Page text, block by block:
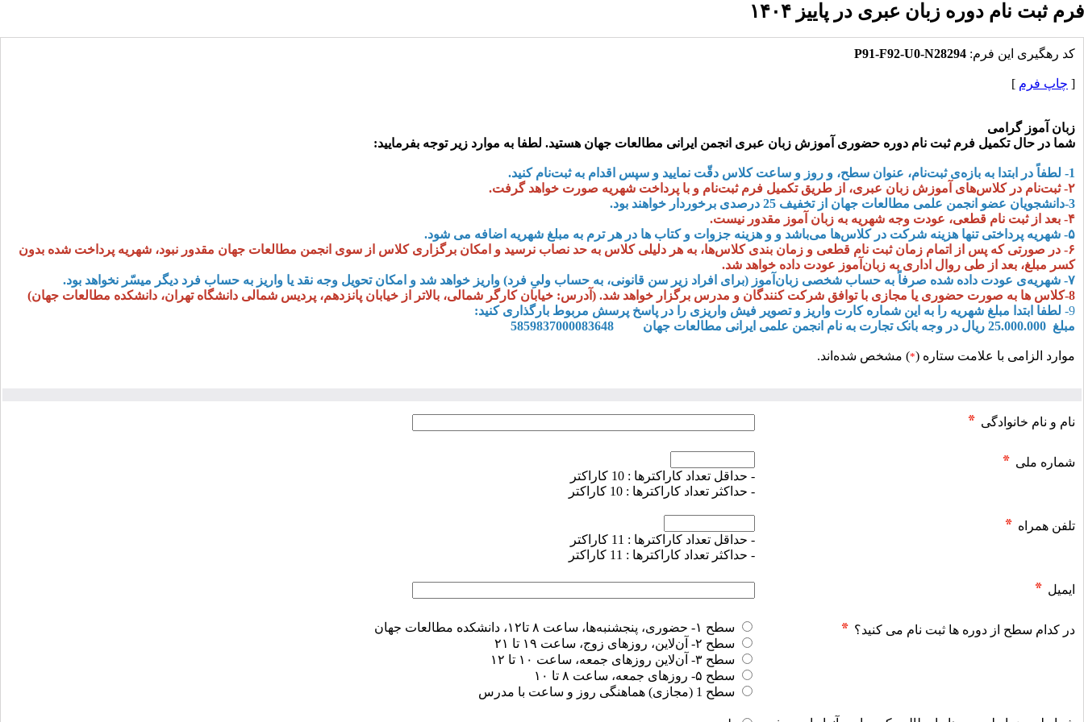
فرم ثبت نام دوره زبان عبری در پاییز ۱۴۰۴
کد رهگیرى این فرم: P91-F92-U0-N28294
[ چاپ فرم ]
زبان آموز گرامی
شما در حال تکمیل فرم ثبت نام دوره حضوری آموزش زبان عبری انجمن ایرانی مطالعات جهان هستید. لطفا به موارد زیر توجه بفرمایید:
1- لطفاً در ابتدا به بازه‌ی ثبت‌نام، عنوان سطح، و روز‌ و ساعت کلاس دقّت نمایید و سپس اقدام به ثبت‌نام کنید.
۲- ثبت‌نام در کلاس‌های آموزش زبان عبری، از طریق تکمیل فرم ثبت‌نام و با پرداخت شهریه صورت خواهد گرفت.
3- دانشجویان عضو انجمن علمی مطالعات جهان از تخفیف 25 درصدی برخوردار خواهند بود
.
۴- بعد از ثبت نام قطعی، عودت وجه شهریه به زبان آموز مقدور نیست.
۵- شهریه پرداختی تنها هزینه شرکت در کلاس‌ها می‌باشد و و هزینه جزوات و کتاب ها در هر ترم به مبلغ شهریه اضافه می شود.
۶- در صورتی که پس از اتمام زمان ثبت نام قطعی و زمان بندی کلاس‌ها، به هر دلیلی کلاس به حد نصاب نرسید و امکان برگزاری کلاس از سوی انجمن مطالعات جهان مقدور نبود، شهریه پرداخت شده بدون
کسر مبلغ، بعد از طی روال اداری به زبان‌آموز عودت داده خواهد شد.
۷- شهریه‌ی عودت داده شده صرفاً به حساب شخصی زبان‌آموز (برای افراد زیر سن قانونی، به حساب ولیِ فرد) واریز خواهد شد و امکان تحویل وجه نقد یا واریز به حساب فرد دیگر میسّر نخواهد بود.
8- کلاس ها به صورت حضوری یا مجازی با توافق شرکت کنندگان و مدرس برگزار خواهد شد. (آدرس: خیابان کارگر شمالی، بالاتر از خیابان پانزدهم، پردیس شمالی دانشگاه تهران، دانشکده مطالعات جهان)
9- لطفا ابتدا مبلغ شهریه را به این شماره کارت واریز و تصویر فیش واریزی را در پاسخ پرسش مربوط بارگذاری کنید:
مبلغ 25.000.000 ريال در وجه بانک تجارت به نام انجمن علمی ایرانی مطالعات جهان 5859837000083648
موارد الزامی با علامت ستاره (*) مشخص شده‌اند.
نام و نام خانوادگی
شماره ملی
- حداقل تعداد کاراکترها : 10 کاراکتر
- حداکثر تعداد کاراکترها : 10 کاراکتر
تلفن همراه
- حداقل تعداد کاراکترها : 11 کاراکتر
- حداکثر تعداد کاراکترها : 11 کاراکتر
ایمیل
در کدام سطح از دوره ها ثبت نام می کنید؟
سطح ۱- حضوری، پنجشنبه‌ها، ساعت ۸ تا۱۲، دانشکده مطالعات جهان
سطح ۲- آن‌لاین، روزهای زوج، ساعت ۱۹ تا ۲۱
سطح ۳- آن‌لاین روزهای جمعه، ساعت ۱۰ تا ۱۲
سطح ۵- روزهای جمعه، ساعت ۸ تا ۱۰
سطح 1 (مجازی) هماهنگی روز و ساعت با مدرس